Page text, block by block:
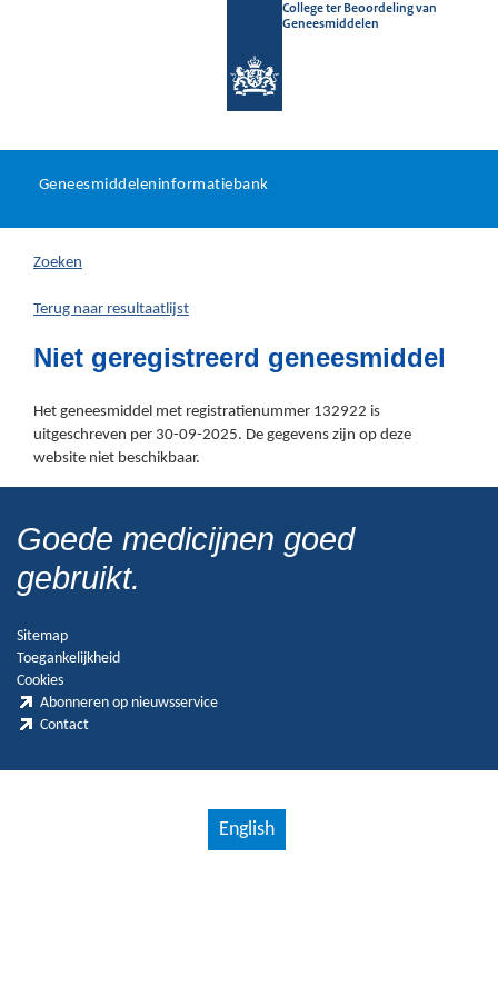
College ter Beoordeling van
Geneesmiddelen
U
hier:
Geneesmiddeleninformatiebank
Zoeken
Terug naar resultaatlijst
Niet geregistreerd geneesmiddel
Het geneesmiddel met registratienummer 132922 is
uitgeschreven per 30-09-2025. De gegevens zijn op deze
website niet beschikbaar.
Goede medicijnen goed
gebruikt.
Sitemap
Toegankelijkheid
Cookies
Abonneren op nieuwsservice
Contact
English